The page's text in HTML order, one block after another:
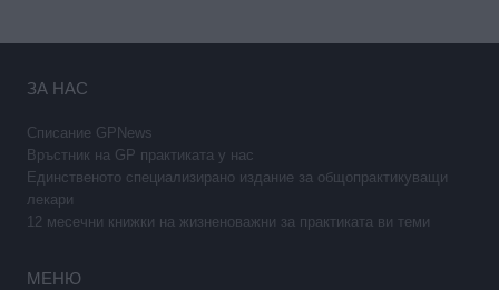
ЗА НАС
Списание GPNews
Връстник на GP практиката у нас
Единственото специализирано издание за общопрактикуващи
лекари
12 месечни книжки на жизненоважни за практиката ви теми
МЕНЮ